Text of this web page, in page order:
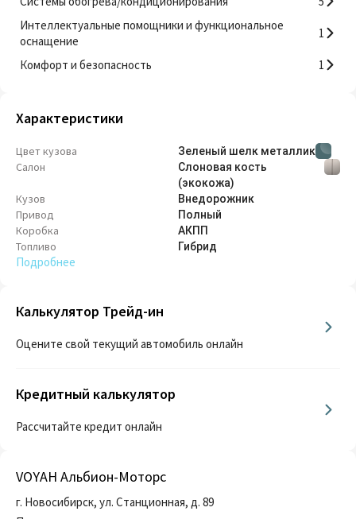
Интеллектуальные помощники и функциональное
оснащение
1
Комфорт и безопасность 1
Характеристики
Цвет кузова Зеленый шелк металлик
Салон
Слоновая кость
(экокожа)
Кузов Внедорож­ник
Привод Полный
Коробка АКПП
Топливо Гибрид
Подробнее
Калькулятор Трейд-ин
Оцените свой текущий автомобиль онлайн
Кредитный калькулятор
Рассчитайте кредит онлайн
VOYAH Альбион-Моторс
г. Новосибирск, ул. Станционная, д. 89